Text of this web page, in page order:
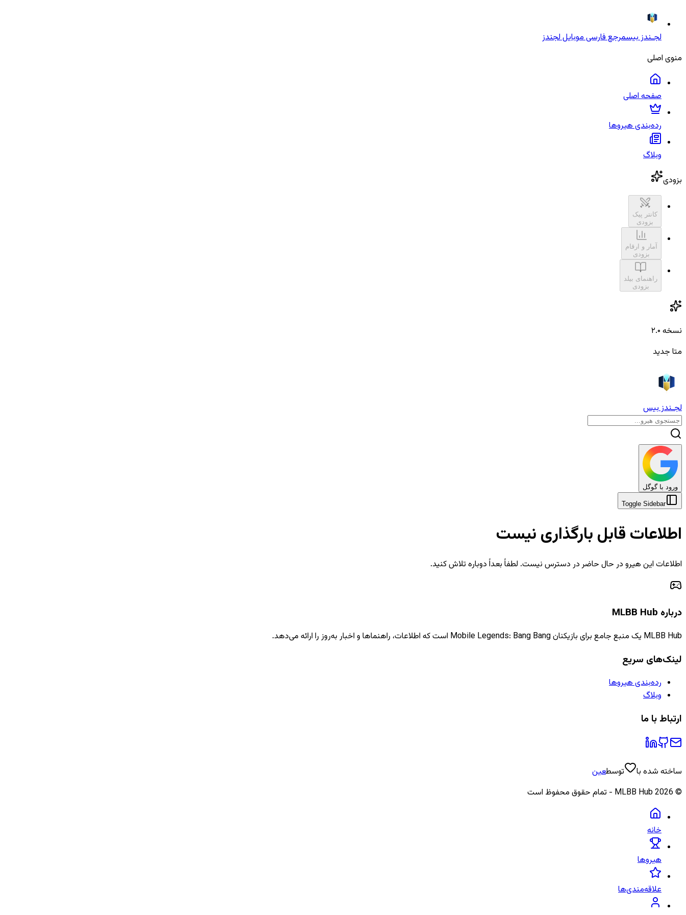
لجـندز بیسمرجع فارسی موبایل لجندز
منوی اصلی
صفحه اصلی
رده‌بندی هیروها
وبلاگ
بزودی
کانتر پیک
بزودی
آمار و ارقام
بزودی
راهنمای بیلد
بزودی
نسخه ۲.۰
متا جدید
لجـندز بیس
ورود با گوگل
Toggle Sidebar
اطلاعات قابل بارگذاری نیست
اطلاعات این هیرو در حال حاضر در دسترس نیست. لطفاً بعداً دوباره تلاش کنید.
درباره MLBB Hub
MLBB Hub یک منبع جامع برای بازیکنان Mobile Legends: Bang Bang است که اطلاعات، راهنماها و اخبار به‌روز را ارائه می‌دهد.
لینک‌های سریع
رده‌بندی هیروها
وبلاگ
ارتباط با ما
ساخته شده با توسطعین
©
2026
خانه
هیروها
علاقه‌مندی‌ها